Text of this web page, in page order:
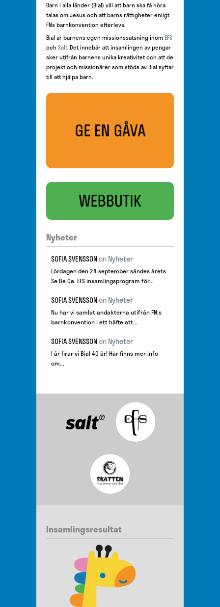
Barn i alla länder (Bial) vill att barn ska få höra
talas om Jesus och att barns rättigheter enligt
FNs barnkonvention efterlevs.
Bial är barnens egen missionssatsning inomEFS
och Salt. Det innebär att insamlingen av pengar
sker utifrån barnens unika kreativitet och att de
projekt och missionärer som stöds av Bial syftar
till att hjälpa barn.
Nyheter
SOFIA SVENSSONonNyheter
Lördagen den 28 september sändes årets
Se Be Ge. EFS insamlingsprogram för...
SOFIA SVENSSONonNyheter
Nu har vi samlat andakterna utifrån FN:s
barnkonvention i ett häfte att...
SOFIA SVENSSONonNyheter
I år firar vi Bial 40 år! Här finns mer info
om...
Insamlingsresultat